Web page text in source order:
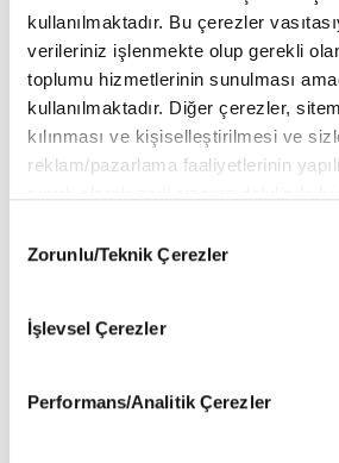
kullanılmaktadır. Bu çerezler
verileriniz işlenmekte olup gerekli
toplumu hizmetlerinin sunulması
kullanılmaktadır. Diğer çerezler,
kılınması ve kişiselleştirilmesi ve
reklam/pazarlama faaliyetlerinin
vasıtasıyla belirleyebilirsiniz.
6698 sayılı Kişisel Verilerin
okumak ve sitemizi ziyaretiniz
gerçekleştirilen veri işleme
Selection
Zorunlu/Teknik Çerezler
İşlevsel Çerezler
Performans/Analitik Çerezler
karanfil